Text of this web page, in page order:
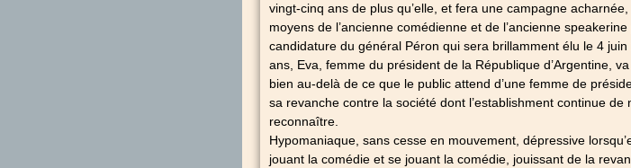
vingt-cinq ans de plus qu’elle, et fera une campagne
moyens de l’ancienne comédienne et de l’ancienne
candidature du général Péron qui sera brillamment élu le 4
ans, Eva, femme du président de la République d’Argentine,
bien au-delà de ce que le public attend d’une femme de
sa revanche contre la société dont l’establishment continue de
reconnaître.
Hypomaniaque, sans cesse en mouvement, dépressive
jouant la comédie et se jouant la comédie, jouissant de la